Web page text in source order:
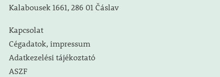
Kalabousek 1661, 286 01 Čáslav
Kapcsolat
Cégadatok, impressum
Adatkezelési tájékoztató
ASZF